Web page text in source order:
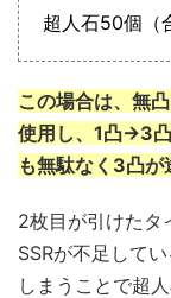
超人石50個（
この場合は、無
使用し、1凸→3
も無駄なく3凸が
2枚目が引けたタ
SSRが不足して
しまうことで超